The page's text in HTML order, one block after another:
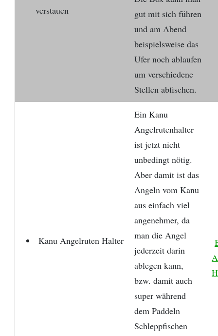
verstauen
gut mit sich führen
und am Abend
beispielsweise das
Ufer noch ablaufen
um verschiedene
Stellen abfischen.
Kanu Angelruten Halter
Ein Kanu
Angelrutenhalter
ist jetzt nicht
unbedingt nötig.
Aber damit ist das
Angeln vom Kanu
aus einfach viel
angenehmer, da
man die Angel
jederzeit darin
ablegen kann,
bzw. damit auch
super während
dem Paddeln
Schleppfischen